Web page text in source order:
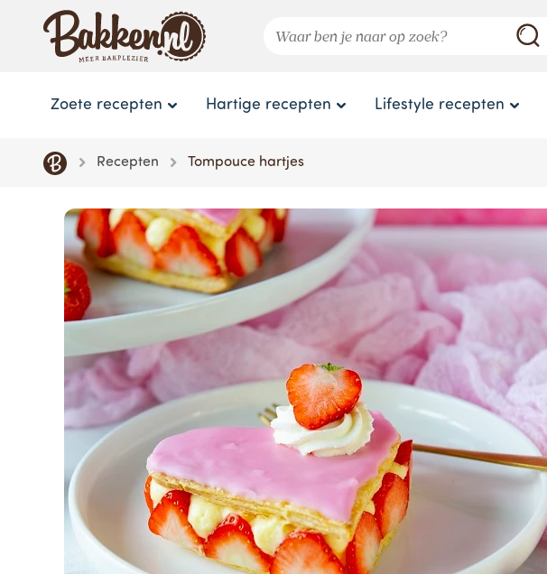
Zoete recepten Hartige recepten Lifestyle recepten
Recepten Tompouce hartjes